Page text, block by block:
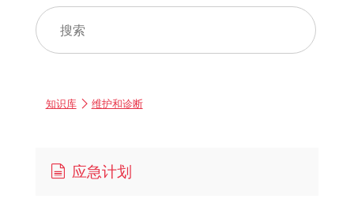
知识库 维护和诊断
应急计划